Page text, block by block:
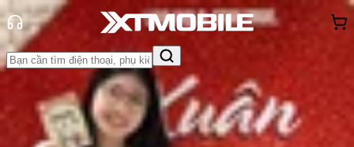
Trang chủ
Tin tức
Hỏi đáp